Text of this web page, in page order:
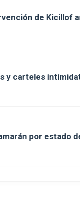
de Kicillof
y carteles
por estado